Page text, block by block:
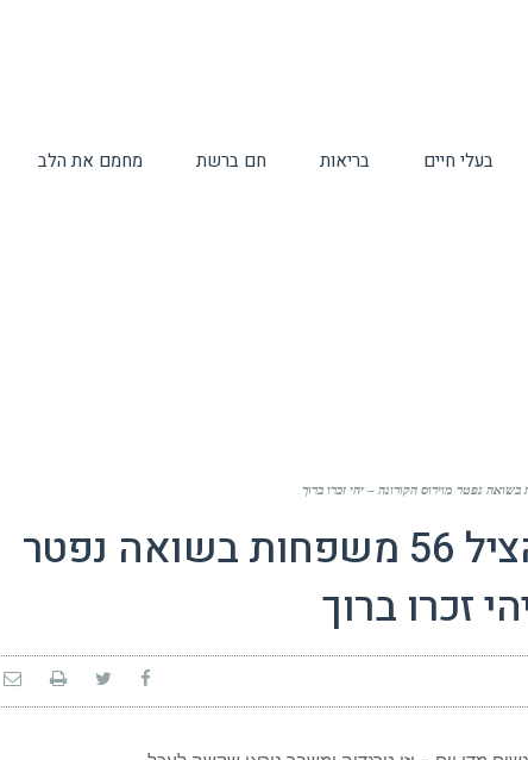
בעלי חיים בריאות חם ברשת מחמם את הלב
רב בן 91 שחילץ והציל 56 משפחות בשואה נפטר
זכרו ברוך